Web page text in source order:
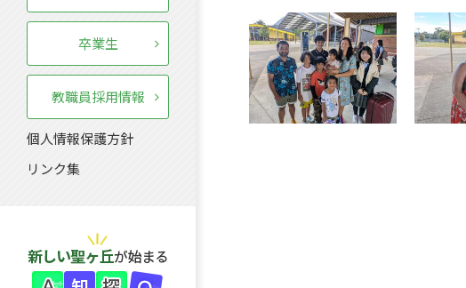
卒業生
教職員採用情報
個人情報保護方針
リンク集